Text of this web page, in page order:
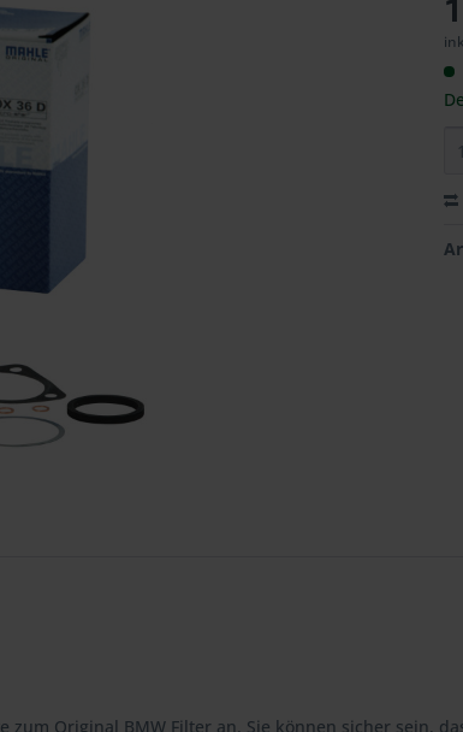
Original BMW Filter an. Sie können sicher sein,